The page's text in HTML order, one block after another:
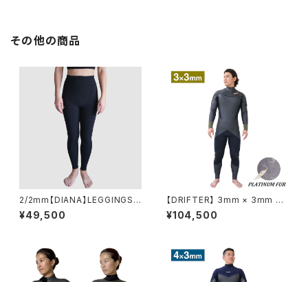
その他の商品
2/2mm【DIANA】LEGGINGS/
レギンス VSS26140D
¥49,500
【DRIFTER】 3mm × 3mm ロ
ングチェストジップ セミドライ メ
ンズ レディース ウェットスーツ
¥104,500